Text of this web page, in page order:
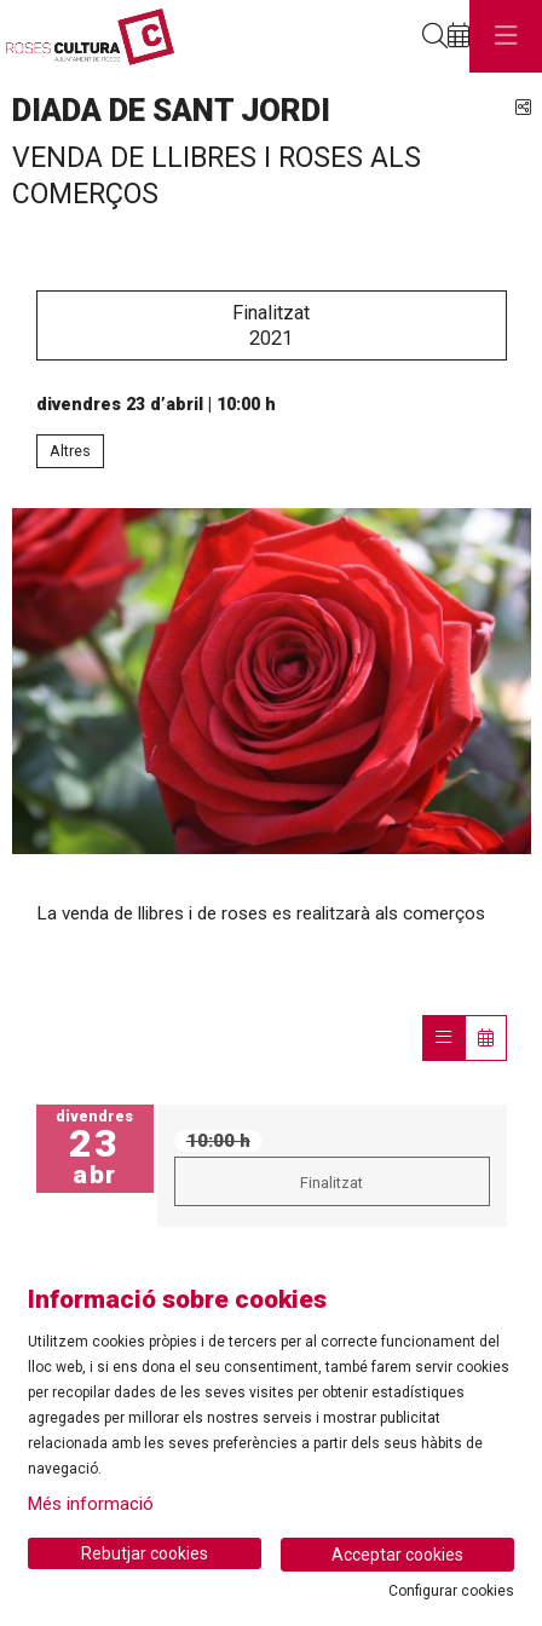
DIADA DE SANT JORDI
VENDA DE LLIBRES I ROSES ALS
COMERÇOS
Finalitzat
2021
divendres 23 d’abril 10:00 h
Altres
La venda de llibres i de roses es realitzarà als comerços
divendres
23
abr
10:00 h
Finalitzat
©Ajuntament de Roses| C/ Tarragona, 81 | 17480 ROSES
Tel.: 972 25 24 00 |cultura@roses.cat
Sitemap | Ús de Cookies
Informació sobre cookies
Utilitzem cookies pròpies i de tercers per al correcte funcionament del
lloc web, i si ens dona el seu consentiment, també farem servir cookies
per recopilar dades de les seves visites per obtenir estadístiques
agregades per millorar els nostres serveis i mostrar publicitat
relacionada amb les seves preferències a partir dels seus hàbits de
navegació.
Més informació
Acceptar cookies
Rebutjar cookies
Configurar cookies